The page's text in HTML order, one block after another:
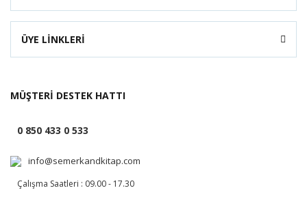
ÜYE LİNKLERİ
MÜŞTERİ DESTEK HATTI
0 850 433 0 533
info@semerkandkitap.com
Çalışma Saatleri : 09.00 - 17.30